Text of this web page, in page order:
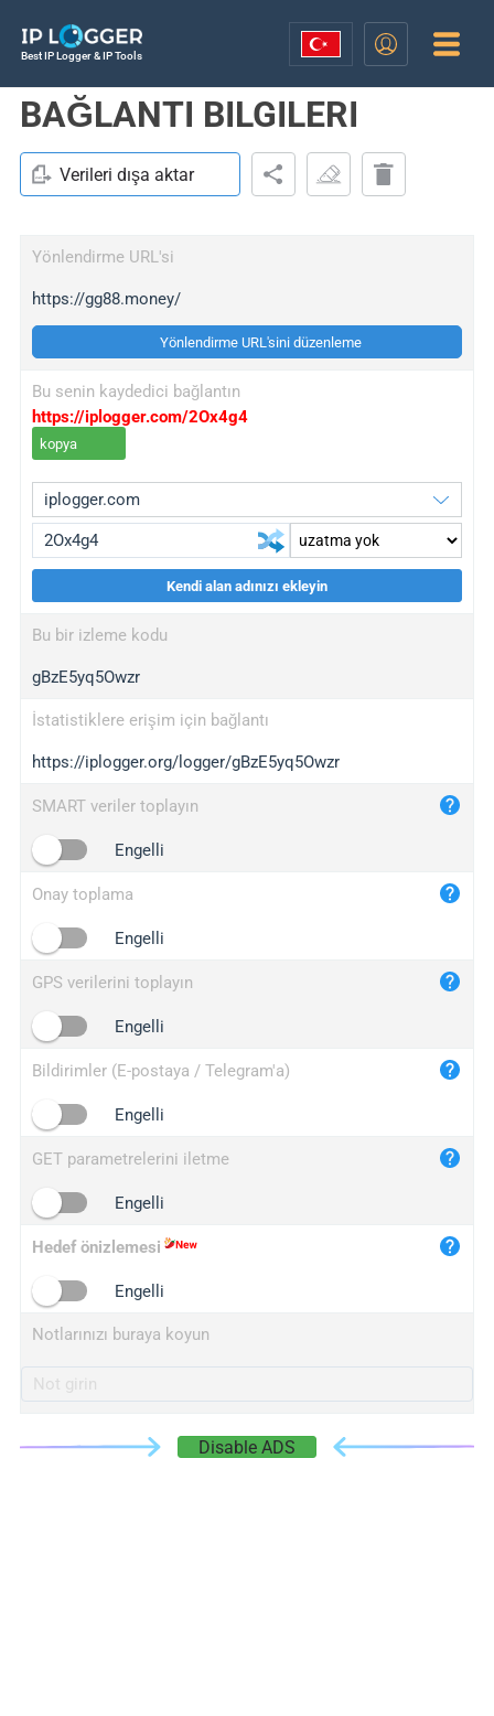
Best IP Logger & IP Tools
BAĞLANTI BILGILERI
Verileri dışa aktar
Yönlendirme URL'si
https://gg88.money/
Yönlendirme URL'sini düzenleme
Bu senin kaydedici bağlantın
https://iplogger.com/2Ox4g4
kopya
wl.gl
ed.tc
bc.ax
iplogger.com
maper.info
2no.co
yip.su
iplogger.info
Kendi alan adınızı ekleyin
Bu bir izleme kodu
gBzE5yq5Owzr
İstatistiklere erişim için bağlantı
https://iplogger.org/logger/gBzE5yq5Owzr
SMART veriler toplayın
Engelli
Onay toplama
Engelli
GPS verilerini toplayın
Engelli
Bildirimler (E-postaya / Telegram'a)
Engelli
GET parametrelerini iletme
Engelli
Hedef önizlemesi
Engelli
Notlarınızı buraya koyun
Disable ADS